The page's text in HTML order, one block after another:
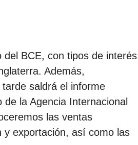
BCE, con tipos de interés
Además,
saldrá el informe
la Agencia Internacional
las ventas
y exportación, así como las